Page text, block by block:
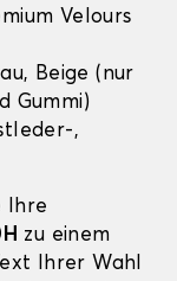
Velours
Beige (nur
Gummi)
,
Ihre
zu einem
Ihrer Wahl